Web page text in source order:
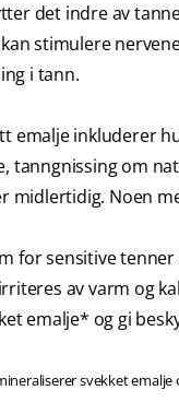
det indre av
stimulere
i tann.
emalje inkluderer
tanngnissing om
midlertidig. Noen
for sensitive
av varm og
emalje* og gi
svekket